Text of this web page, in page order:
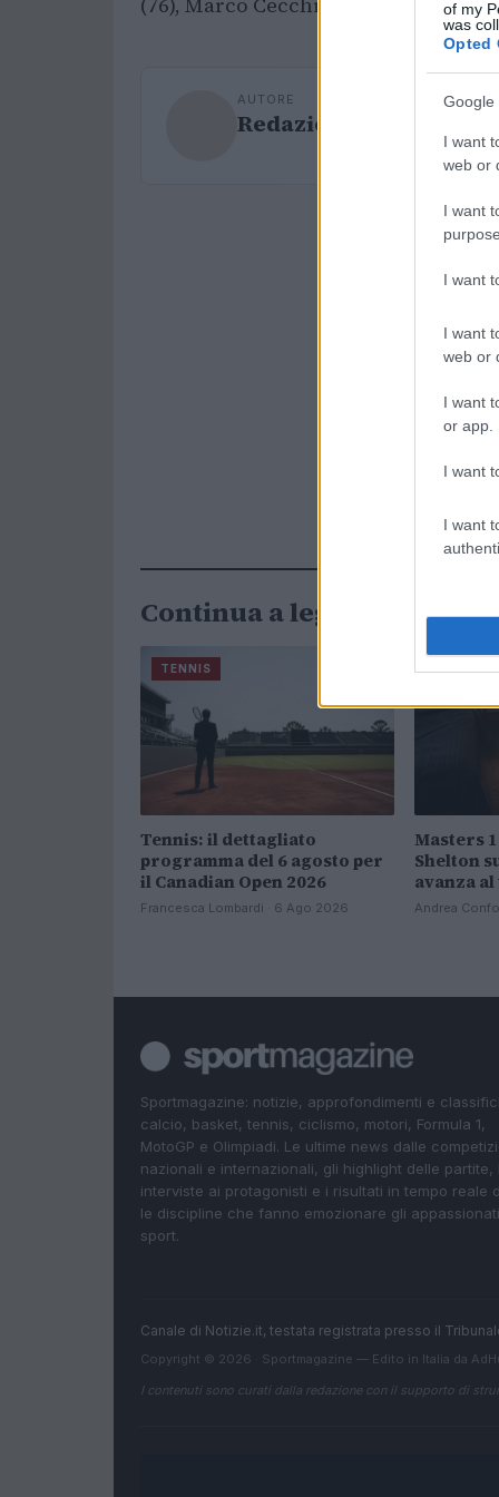
of my
was
Opted
Google
I want
web or
I want
I want
I want
web or
I want
or app.
I want
I want
AUTORE
Redazione Sport
Continua a leggere
TENNIS
Tennis: il dettagliato
programma del 6 agosto per
il Canadian Open 2026
Francesca Lombardi · 6 Ago 2026
Masters
Shelton
avanza
Andrea
Sportmagazine: notizie, approfondimenti e
calcio, basket, tennis, ciclismo, motori, Formula 1,
MotoGP e Olimpiadi. Le ultime news dalle
nazionali e internazionali, gli highlight delle partite,
interviste ai protagonisti e i risultati in tempo reale
le discipline che fanno emozionare gli
sport.
Canale di Notizie.it, testata registrata presso il
Copyright © 2026 · Sportmagazine — Edito in Italia da
I contenuti sono curati dalla redazione con il supporto di